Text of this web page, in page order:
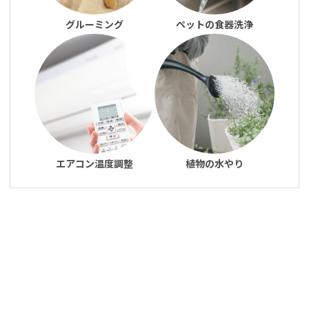
グルーミング ペットの食器洗浄
エアコン温度調整 植物の水やり